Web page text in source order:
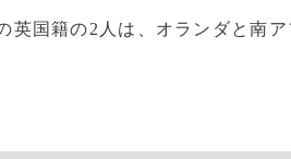
国籍の2人は、オランダと南ア